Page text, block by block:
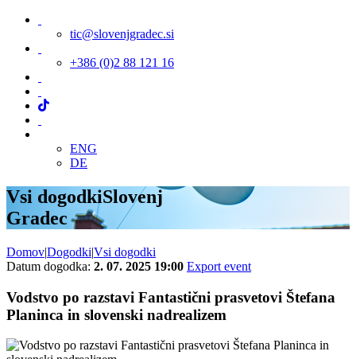
tic@slovenjgradec.si
+386 (0)2 88 121 16
ENG
DE
Vsi dogodkiSlovenj
Gradec
Domov|Dogodki|Vsi dogodki
Datum dogodka: 2. 07. 2025 19:00 Export event
Vodstvo po razstavi Fantastični prasvetovi Štefana
Planinca in slovenski nadrealizem